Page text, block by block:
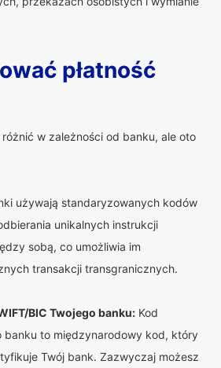
płatność
w zależności od banku, ale oto
używają standaryzowanych kodów
unikalnych instrukcji
sobą, co umożliwia im
transakcji transgranicznych.
BIC Twojego banku: Kod
banku to międzynarodowy kod, który
Twój bank. Zazwyczaj możesz